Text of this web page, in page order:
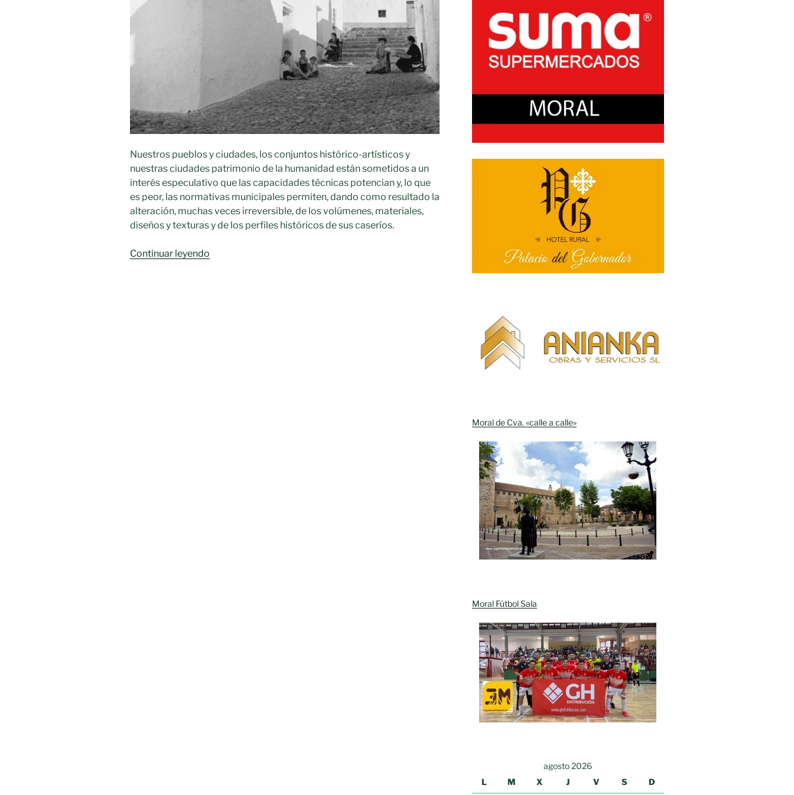
Nuestros pueblos y ciudades, los conjuntos histórico-artísticos y
nuestras ciudades patrimonio de la humanidad están sometidos a un
interés especulativo que las capacidades técnicas potencian y, lo que
es peor, las normativas municipales permiten, dando como resultado la
alteración, muchas veces irreversible, de los volúmenes, materiales,
diseños y texturas y de los perfiles históricos de sus caseríos.
Continuar leyendo
Moral de Cva. «calle a calle»
Moral Fútbol Sala
agosto 2026
L
M X J V S D